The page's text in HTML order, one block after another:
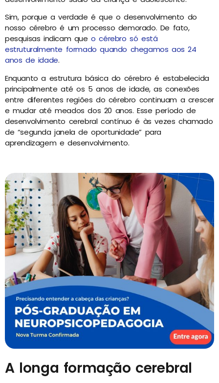
Sim, porque a verdade é que o desenvolvimento do
nosso cérebro é um processo demorado. De fato,
pesquisas indicam queo cérebro só está
estruturalmente formado quando chegamos aos 24
anos de idade.
Enquanto a estrutura básica do cérebro é estabelecida
principalmente até os 5 anos de idade, as conexões
entre diferentes regiões do cérebro continuam a crescer
e mudar até meados dos 20 anos. Esse período de
desenvolvimento cerebral contínuo é às vezes chamado
de “segunda janela de oportunidade” para
aprendizagem e desenvolvimento.
A longa formação cerebral